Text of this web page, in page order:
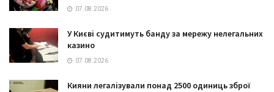
07.08.2026
У Києві судитимуть банду за мережу нелегальних
казино
07.08.2026
Кияни легалізували понад 2500 одиниць зброї